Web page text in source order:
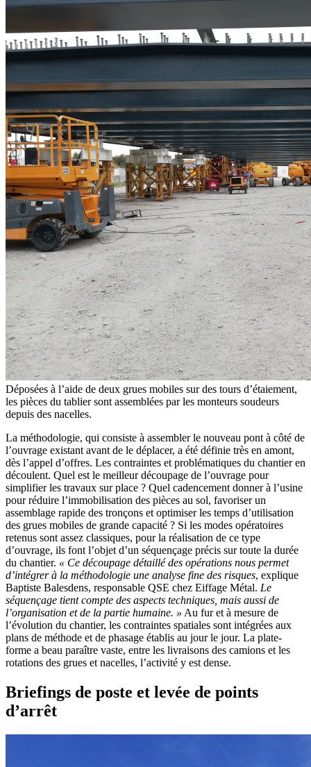
Déposées à l’aide de deux grues mobiles sur des tours d’étaiement,
les pièces du tablier sont assemblées par les monteurs soudeurs
depuis des nacelles.
La méthodologie, qui consiste à assembler le nouveau pont à côté de
l’ouvrage existant avant de le déplacer, a été définie très en amont,
dès l’appel d’offres. Les contraintes et problématiques du chantier en
découlent. Quel est le meilleur découpage de l’ouvrage pour
simplifier les travaux sur place ? Quel cadencement donner à l’usine
pour réduire l’immobilisation des pièces au sol, favoriser un
assemblage rapide des tronçons et optimiser les temps d’utilisation
des grues mobiles de grande capacité ? Si les modes opératoires
retenus sont assez classiques, pour la réalisation de ce type
d’ouvrage, ils font l’objet d’un séquençage précis sur toute la durée
du chantier. « Ce découpage détaillé des opérations nous permet
d’intégrer à la méthodologie une analyse fine des risques, explique
Baptiste Balesdens, responsable QSE chez Eiffage Métal. Le
séquençage tient compte des aspects techniques, mais aussi de
l’organisation et de la partie humaine. » Au fur et à mesure de
l’évolution du chantier, les contraintes spatiales sont intégrées aux
plans de méthode et de phasage établis au jour le jour. La plate-
forme a beau paraître vaste, entre les livraisons des camions et les
rotations des grues et nacelles, l’activité y est dense.
Briefings de poste et levée de points
d’arrêt